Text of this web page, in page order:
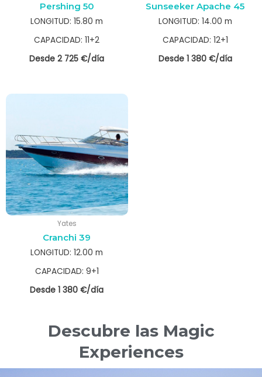
Pershing 50
LONGITUD: 15.80 m
CAPACIDAD: 11+2
Desde 2 725 €/día
Sunseeker Apache 45
LONGITUD: 14.00 m
CAPACIDAD: 12+1
Desde 1 380 €/día
Yates
Cranchi 39
LONGITUD: 12.00 m
CAPACIDAD: 9+1
Desde 1 380 €/día
Descubre las Magic
Experiences